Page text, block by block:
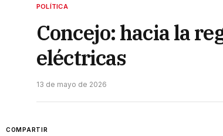
POLÍTICA
Concejo: hacia la
eléctricas
13 de mayo de 2026
COMPARTIR